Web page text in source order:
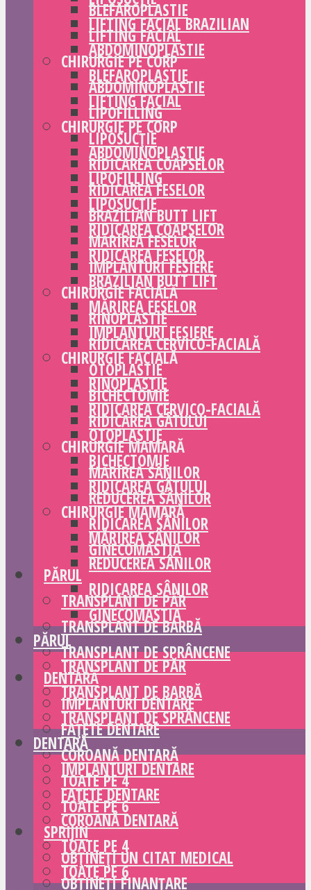
BLEFAROPLASTIE
LIFTING FACIAL
CHIRURGIE PE CORP
ABDOMINOPLASTIE
LIPOFILLING
LIPOSUCȚIE
RIDICAREA COAPSELOR
RIDICAREA FESELOR
BRAZILIAN BUTT LIFT
MĂRIREA FESELOR
IMPLANTURI FESIERE
CHIRURGIE FACIALĂ
RINOPLASTIE
RIDICAREA CERVICO-FACIALĂ
OTOPLASTIE
BICHECTOMIE
RIDICAREA GÂTULUI
CHIRURGIE MAMARĂ
MĂRIREA SÂNILOR
REDUCEREA SÂNILOR
RIDICAREA SÂNILOR
GINECOMASTIA
PĂRUL
TRANSPLANT DE PĂR
TRANSPLANT DE BARBĂ
TRANSPLANT DE SPRÂNCENE
DENTARĂ
IMPLANTURI DENTARE
FAȚETE DENTARE
COROANĂ DENTARĂ
TOATE PE 4
TOATE PE 6
SPRIJIN
OBȚINEȚI UN CITAT MEDICAL
OBȚINEȚI FINANȚARE
LIFTING FACIAL BRAZILIAN
ABDOMINOPLASTIE
BLEFAROPLASTIE
LIFTING FACIAL
CHIRURGIE PE CORP
ABDOMINOPLASTIE
LIPOFILLING
LIPOSUCȚIE
RIDICAREA COAPSELOR
RIDICAREA FESELOR
BRAZILIAN BUTT LIFT
MĂRIREA FESELOR
IMPLANTURI FESIERE
CHIRURGIE FACIALĂ
RINOPLASTIE
RIDICAREA CERVICO-FACIALĂ
OTOPLASTIE
BICHECTOMIE
RIDICAREA GÂTULUI
CHIRURGIE MAMARĂ
MĂRIREA SÂNILOR
REDUCEREA SÂNILOR
RIDICAREA SÂNILOR
GINECOMASTIA
PĂRUL
TRANSPLANT DE PĂR
TRANSPLANT DE BARBĂ
TRANSPLANT DE SPRÂNCENE
DENTARĂ
IMPLANTURI DENTARE
FAȚETE DENTARE
COROANĂ DENTARĂ
TOATE PE 4
TOATE PE 6